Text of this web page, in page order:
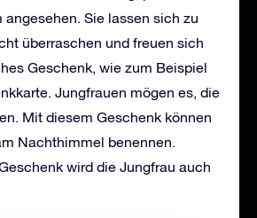
angesehen. Sie lassen sich zu
überraschen und freuen sich
Geschenk, wie zum Beispiel
Jungfrauen mögen es, die
Mit diesem Geschenk können
Nachthimmel benennen.
wird die Jungfrau auch